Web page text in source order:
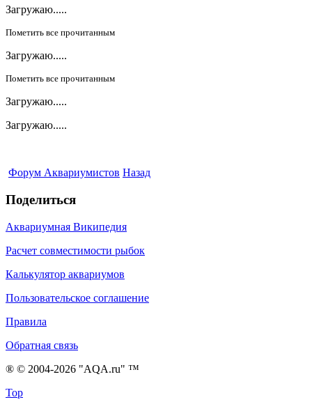
Загружаю.....
Пометить все прочитанным
Загружаю.....
Пометить все прочитанным
Загружаю.....
Загружаю.....
Форум Аквариумистов Назад
Поделиться
Аквариумная Википедия
Расчет совместимости рыбок
Калькулятор аквариумов
Пользовательское соглашение
Правила
Обратная связь
® © 2004-2026 "AQA.ru" ™
Top